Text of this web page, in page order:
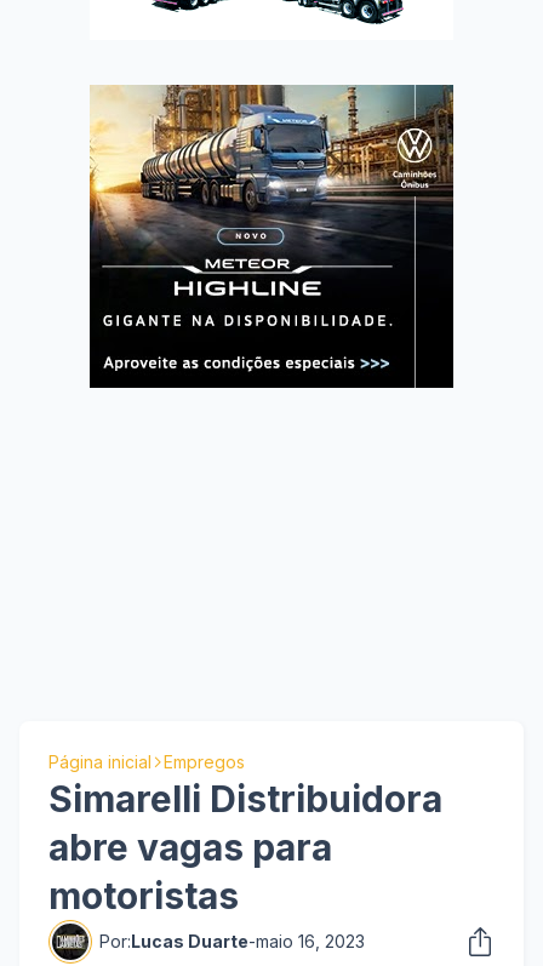
Página inicial Empregos
Simarelli Distribuidora
abre vagas para
motoristas
Por:Lucas Duarte-maio 16, 2023